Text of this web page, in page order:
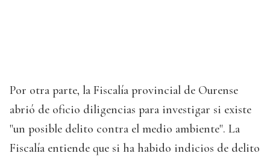
Por otra parte, la Fiscalía provincial de Ourense
abrió de oficio diligencias para investigar si existe
"un posible delito contra el medio ambiente". La
Fiscalía entiende que si ha habido indicios de delito